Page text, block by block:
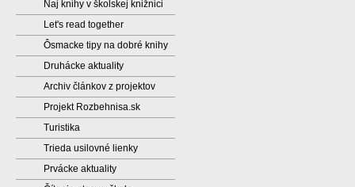
Naj knihy v školskej knižnici
Let's read together
Ôsmacke tipy na dobré knihy
Druhácke aktuality
Archiv článkov z projektov
Projekt Rozbehnisa.sk
Turistika
Trieda usilovné lienky
Prvácke aktuality